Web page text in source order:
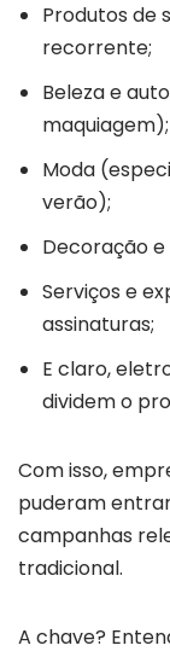
Produtos de
recorrente;
Beleza e
maquiagem);
Moda
verão);
Decoração
Serviços e
assinaturas;
E claro,
dividem o
Com isso,
puderam
campanhas
tradicional.
A chave?